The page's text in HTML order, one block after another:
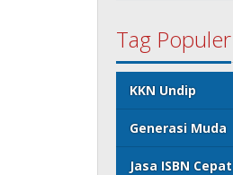
Tag Populer
KKN Undip
Generasi Muda
Jasa ISBN Cepat